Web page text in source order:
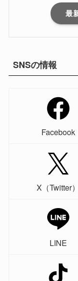
最
SNSの情報
Facebook
X（Twitter）
LINE